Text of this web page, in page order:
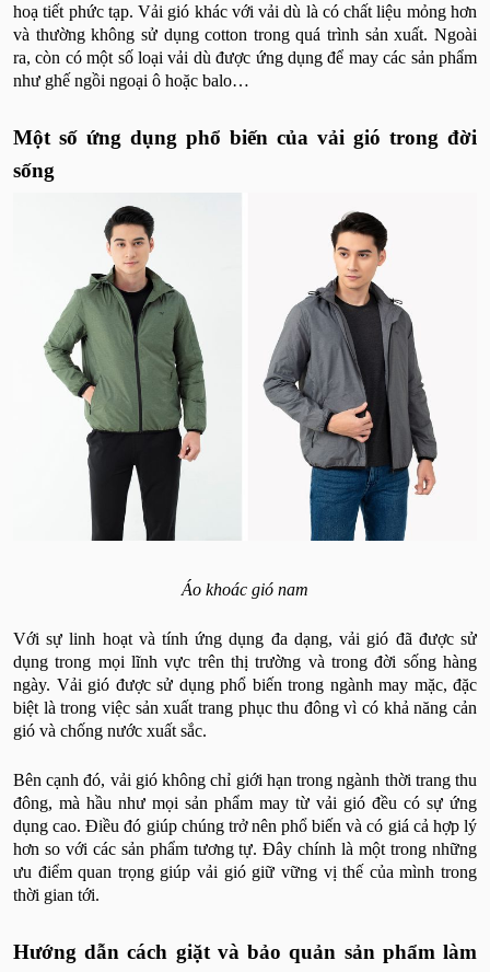
hoạ tiết phức tạp. Vải gió khác với vải dù là có chất liệu mỏng hơn
và thường không sử dụng cotton trong quá trình sản xuất. Ngoài
ra, còn có một số loại vải dù được ứng dụng để may các sản phẩm
như ghế ngồi ngoại ô hoặc balo…
Một số ứng dụng phổ biến của vải gió trong đời
sống
Áo khoác gió nam
Với sự linh hoạt và tính ứng dụng đa dạng, vải gió đã được sử
dụng trong mọi lĩnh vực trên thị trường và trong đời sống hàng
ngày. Vải gió được sử dụng phổ biến trong ngành may mặc, đặc
biệt là trong việc sản xuất trang phục thu đông vì có khả năng cản
gió và chống nước xuất sắc.
Bên cạnh đó, vải gió không chỉ giới hạn trong ngành thời trang thu
đông, mà hầu như mọi sản phẩm may từ vải gió đều có sự ứng
dụng cao. Điều đó giúp chúng trở nên phổ biến và có giá cả hợp lý
hơn so với các sản phẩm tương tự. Đây chính là một trong những
ưu điểm quan trọng giúp vải gió giữ vững vị thế của mình trong
thời gian tới.
Hướng dẫn cách giặt và bảo quản sản phẩm làm